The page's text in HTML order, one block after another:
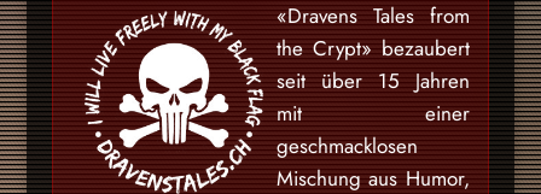
«Dravens Tales from
the Crypt» bezaubert
seit über 15 Jahren
mit einer
geschmacklosen
Mischung aus Humor,